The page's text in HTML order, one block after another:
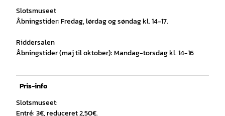
Slotsmuseet
Åbningstider: Fredag, lørdag og søndag kl. 14-17.
Riddersalen
Åbningstider (maj til oktober): Mandag-torsdag kl. 14-16
Pris-info
Slotsmuseet:
Entré: 3€, reduceret 2,50€.